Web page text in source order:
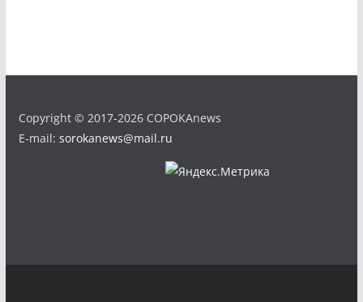
Copyright © 2017-2026 COPOKAnews
E-mail: sorokanews@mail.ru